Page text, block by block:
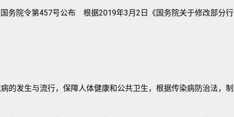
国务院令第457号公布 根据2019年3月2日《国务院关于修改部分行
发生与流行，保障人体健康和公共卫生，根据传染病防治法，制